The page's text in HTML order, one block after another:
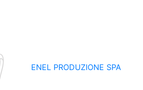
ENEL PRODUZIONE SPA